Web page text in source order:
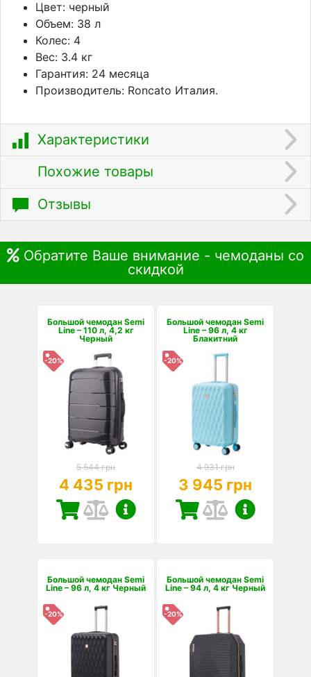
Цвет: черный
Объем: 38 л
Колес: 4
Вес: 3.4 кг
Гарантия: 24 месяца
Производитель: Roncato Италия.
Характеристики
Похожие товары
Отзывы
Обратите Ваше внимание - чемоданы со
скидкой
Большой чемодан Semi
Line – 110 л, 4,2 кг
Черный
-20%
5 544 грн
4 435 грн
Большой чемодан Semi
Line – 96 л, 4 кг
Блакитний
-20%
4 931 грн
3 945 грн
Большой чемодан Semi
Line – 96 л, 4 кг Черный
-20%
Большой чемодан Semi
Line – 94 л, 4 кг Черный
-20%